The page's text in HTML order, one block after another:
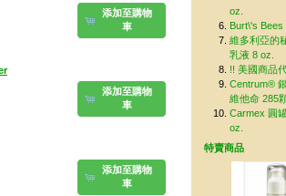
添加至購物
車
添加至購物
車
添加至購物
車
oz.
Burt\'s Bees
維多利亞的
乳液 8 oz.
!! 美國商品
Centrum®
維他命 285
Carmex 圓
oz.
特賣商品